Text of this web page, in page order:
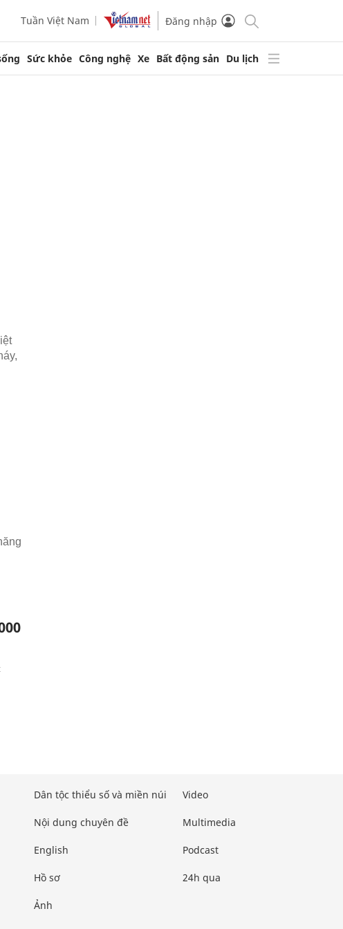
Tuần Việt Nam Đăng nhập
Sức khỏe Công nghệ Xe Bất động sản Du lịch
Dân tộc thiểu số và miền núi
Nội dung chuyên đề
English
Hồ sơ
Ảnh
Video
Multimedia
Podcast
24h qua